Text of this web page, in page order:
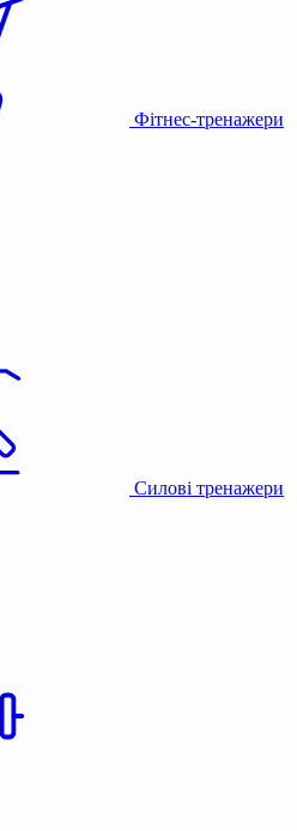
Фітнес-тренажери
Силові тренажери